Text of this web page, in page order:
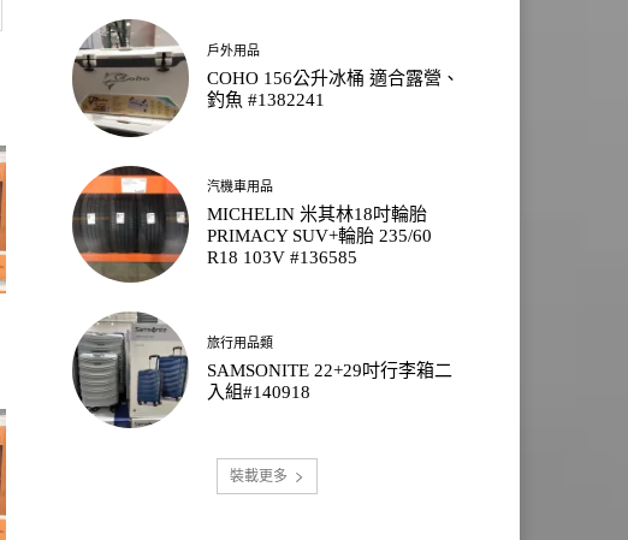
戶外用品
COHO 156公升冰桶 適合露營、
釣魚 #1382241
汽機車用品
MICHELIN 米其林18吋輪胎
PRIMACY SUV+輪胎 235/60
R18 103V #136585
旅行用品類
SAMSONITE 22+29吋行李箱二
入組#140918
裝載更多